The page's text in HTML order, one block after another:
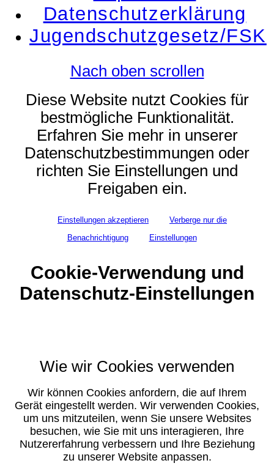
Datenschutzerklärung
Jugendschutzgesetz/FSK
Nach oben scrollen
Diese Website nutzt Cookies für
bestmögliche Funktionalität.
Erfahren Sie mehr in unserer
Datenschutzbestimmungen oder
richten Sie Einstellungen und
Freigaben ein.
Einstellungen akzeptieren
Verberge nur die
Benachrichtigung
Einstellungen
Cookie-Verwendung und
Datenschutz-Einstellungen
Wie wir Cookies verwenden
Wir können Cookies anfordern, die auf Ihrem
Gerät eingestellt werden. Wir verwenden Cookies,
um uns mitzuteilen, wenn Sie unsere Websites
besuchen, wie Sie mit uns interagieren, Ihre
Nutzererfahrung verbessern und Ihre Beziehung
zu unserer Website anpassen.